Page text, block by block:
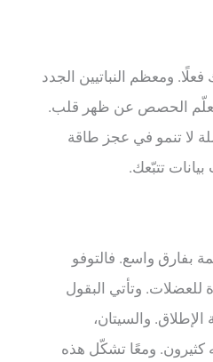
ومعظم النباتيين الجدد
تتعلّم الحصص عن ظهر قلب.
لا تنمو في عجز طاقة
تتبّعك.
بفارق واسع. فالتوفو
للعضلات. وتأتي البقول
والسيتان،
كثيرون. ومعًا تشكّل هذه